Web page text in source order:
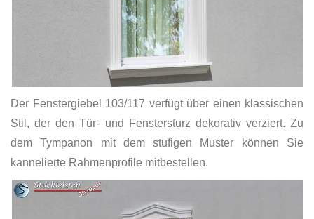
Der Fenstergiebel 103/117 verfügt über einen klassischen
Stil, der den Tür- und Fenstersturz dekorativ verziert. Zu
dem Tympanon mit dem stufigen Muster können Sie
kannelierte Rahmenprofile mitbestellen.